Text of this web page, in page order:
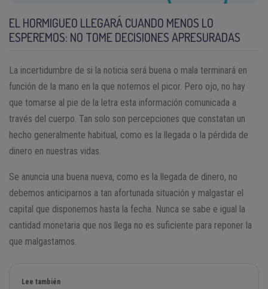
EL HORMIGUEO LLEGARÁ CUANDO MENOS LO
ESPEREMOS: NO TOME DECISIONES APRESURADAS
La incertidumbre de si la noticia será buena o mala terminará en
función de la mano en la que notemos el picor. Pero ojo, no hay
que tomarse al pie de la letra esta información comunicada a
través del cuerpo. Tan solo son percepciones que constatan un
hecho generalmente habitual, como es la llegada o la pérdida de
dinero en nuestras vidas.
Se anuncia una buena nueva, como es la llegada de dinero, no
debemos anticiparnos a tan afortunada situación y malgastar el
capital que disponemos hasta la fecha. Nunca se sabe e igual la
cantidad monetaria que nos llega no es suficiente para reponer la
que malgastamos.
Lee también